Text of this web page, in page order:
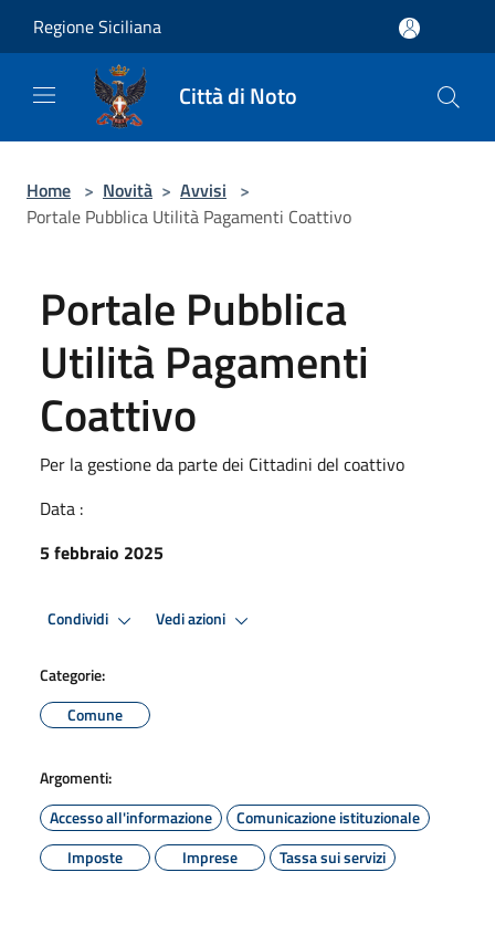
Regione Siciliana
Città di Noto
Home > Novità > Avvisi >
Portale Pubblica Utilità Pagamenti Coattivo
Portale Pubblica
Utilità Pagamenti
Coattivo
Per la gestione da parte dei Cittadini del coattivo
Data :
5 febbraio 2025
Condividi Vedi azioni
Categorie:
Comune
Argomenti:
Accesso all'informazione
Comunicazione istituzionale
Imposte
Imprese Tassa sui servizi